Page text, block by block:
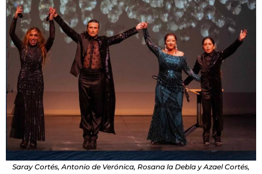
Saray Cortés, Antonio de Verónica, Rosana la Debla y Azael Cortés,